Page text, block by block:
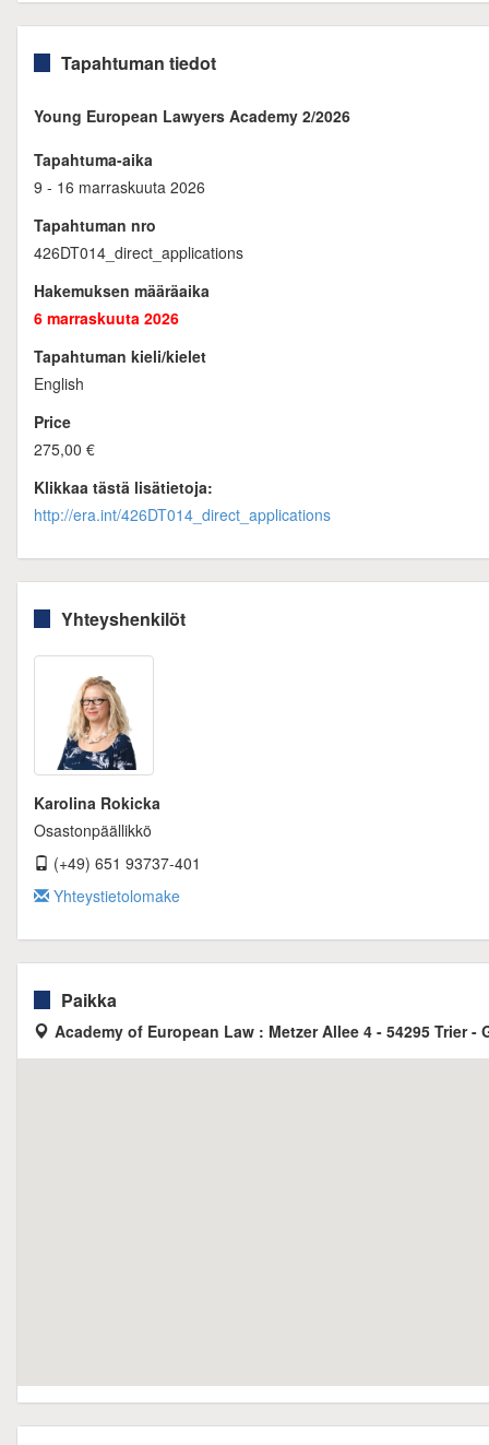
Tapahtuman tiedot
Young European Lawyers Academy 2/2026
Tapahtuma-aika
9 - 16 marraskuuta 2026
Tapahtuman nro
426DT014_direct_applications
Hakemuksen määräaika
6 marraskuuta 2026
Tapahtuman kieli/kielet
English
Price
275,00 €
Klikkaa tästä lisätietoja:
http://era.int/426DT014_direct_applications
Yhteyshenkilöt
Karolina Rokicka
Osastonpäällikkö
(+49) 651 93737-401
Yhteystietolomake
Paikka
Academy of European Law : Metzer Allee 4 - 54295 Trier -